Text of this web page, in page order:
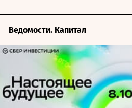
Ведомости. Капитал